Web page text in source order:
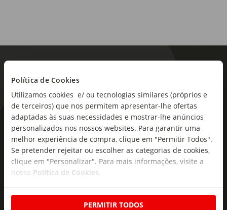
Política de Cookies
Utilizamos cookies e/ ou tecnologias similares (próprios e
de terceiros) que nos permitem apresentar-lhe ofertas
adaptadas às suas necessidades e mostrar-lhe anúncios
personalizados nos nossos websites. Para garantir uma
melhor experiência de compra, clique em "Permitir Todos".
Se pretender rejeitar ou escolher as categorias de cookies,
clique em "Personalizar". Para mais informações, visite a
nossa Política de Cookies.
PERMITIR TODOS
As novidades mais frescas no
seu e-mail!
Subscreva e descubra campanhas exclusivas,
ofertas e novidades para si.